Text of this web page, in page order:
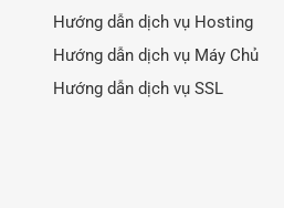
Hướng dẫn dịch vụ Hosting
Hướng dẫn dịch vụ Máy Chủ
Hướng dẫn dịch vụ SSL